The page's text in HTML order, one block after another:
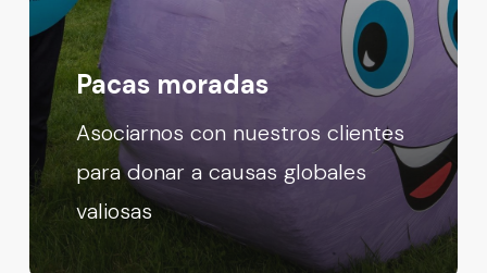
Pacas moradas
Asociarnos con nuestros clientes
para donar a causas globales
valiosas